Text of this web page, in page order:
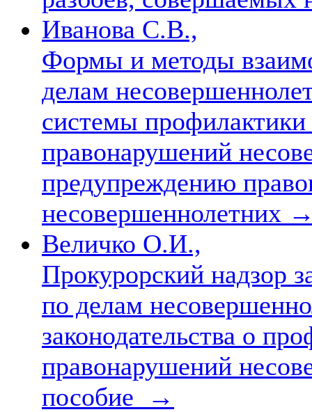
Иванова С.В.,
Формы и методы
делам
системы профилактики
правонарушений
предупреждению
несовершеннолетних
Величко О.И.,
Прокурорский надзор
по делам
законодательства о
правонарушений
пособие
→